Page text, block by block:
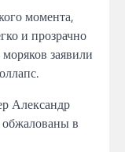
момента,
и прозрачно
заявили
Александр
обжалованыв